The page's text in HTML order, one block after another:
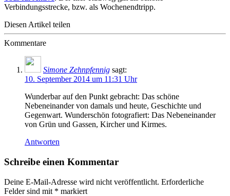
Verbindungsstrecke, bzw. als Wochenendtripp.
Diesen Artikel teilen
Kommentare
Simone Zehnpfennig sagt:
10. September 2014 um 11:31 Uhr
Wunderbar auf den Punkt gebracht: Das schöne
Nebeneinander von damals und heute, Geschichte und
Gegenwart. Wunderschön fotografiert: Das Nebeneinander
von Grün und Gassen, Kircher und Kirmes.
Antworten
Schreibe einen Kommentar
Deine E-Mail-Adresse wird nicht veröffentlicht. Erforderliche
Felder sind mit * markiert